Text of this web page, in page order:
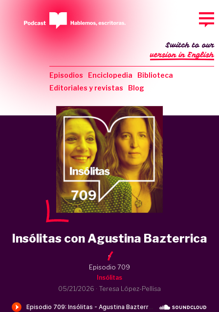
Episodios Enciclopedia
Biblioteca
Editoriales y revistas
Blog
Switch to our
version in English
Insólitas con Agustina Bazterrica
.
Episodio 709
Insólitas
05/21/2026 · Teresa López-Pellisa